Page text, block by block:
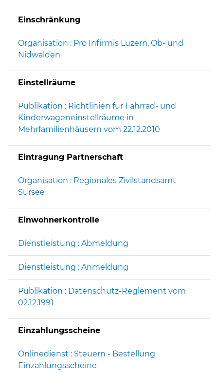
Einschränkung
Organisation : Pro Infirmis Luzern, Ob- und
Nidwalden
Einstellräume
Publikation : Richtlinien für Fahrrad- und
Kinderwageneinstellräume in
Mehrfamilienhäusern vom 22.12.2010
Eintragung Partnerschaft
Organisation : Regionales Zivilstandsamt
Sursee
Einwohnerkontrolle
Dienstleistung : Abmeldung
Dienstleistung : Anmeldung
Publikation : Datenschutz-Reglement vom
02.12.1991
Einzahlungsscheine
Onlinedienst : Steuern - Bestellung
Einzahlungsscheine